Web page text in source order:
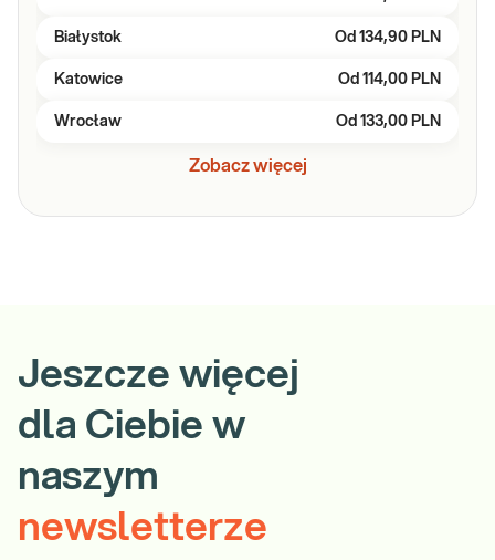
Białystok Od 134,90 PLN
Katowice Od 114,00 PLN
Wrocław Od 133,00 PLN
Zobacz więcej
Jeszcze więcej
dla Ciebie w
naszym
newsletterze